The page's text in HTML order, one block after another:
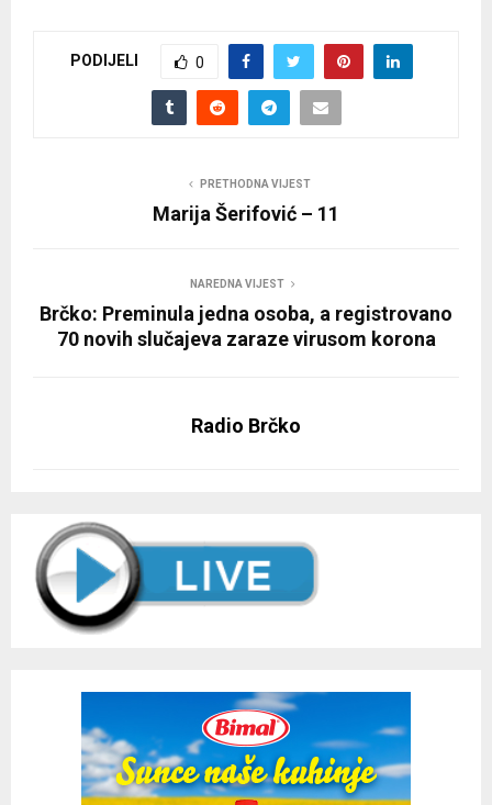
PODIJELI 0
PRETHODNA VIJEST
Marija Šerifović – 11
NAREDNA VIJEST
Brčko: Preminula jedna osoba, a registrovano
70 novih slučajeva zaraze virusom korona
Radio Brčko